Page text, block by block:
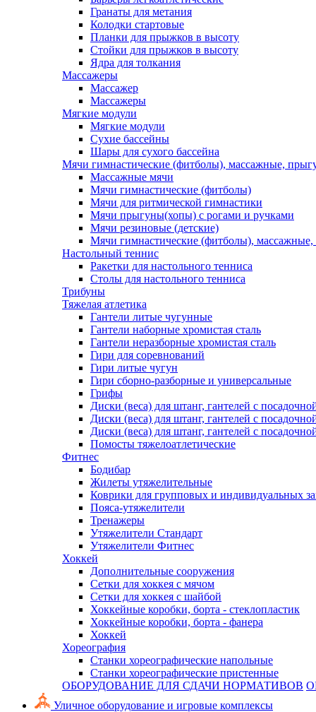
Гранаты для метания
Колодки стартовые
Планки для прыжков в высоту
Стойки для прыжков в высоту
Ядра для толкания
Массажеры
Массажер
Массажеры
Мягкие модули
Мягкие модули
Сухие бассейны
Шары для сухого бассейна
Мячи гимнастические (фитболы), массажные,
Массажные мячи
Мячи гимнастические (фитболы)
Мячи для ритмической гимнастики
Мячи прыгуны(хопы) с рогами и ручками
Мячи резиновые (детские)
Мячи гимнастические (фитболы),
Настольный теннис
Ракетки для настольного тенниса
Столы для настольного тенниса
Трибуны
Тяжелая атлетика
Гантели литые чугунные
Гантели наборные хромистая сталь
Гантели неразборные хромистая сталь
Гири для соревнований
Гири литые чугун
Гири сборно-разборные и универсальные
Грифы
Диски (веса) для штанг, гантелей с
Диски (веса) для штанг, гантелей с
Диски (веса) для штанг, гантелей с
Помосты тяжелоатлетические
Фитнес
Бодибар
Жилеты утяжелительные
Коврики для групповых и индивидуальных
Пояса-утяжелители
Тренажеры
Утяжелители Стандарт
Утяжелители Фитнес
Хоккей
Дополнительные сооружения
Сетки для хоккея с мячом
Сетки для хоккея с шайбой
Хоккейные коробки, борта - стеклопластик
Хоккейные коробки, борта - фанера
Хоккей
Хореография
Станки хореографические напольные
Станки хореографические пристенные
ОБОРУДОВАНИЕ ДЛЯ СДАЧИ НОРМАТИВОВ
Уличное оборудование и игровые комплексы